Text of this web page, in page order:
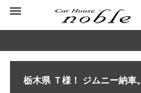
栃木県 Ｔ様！ ジムニー納車。